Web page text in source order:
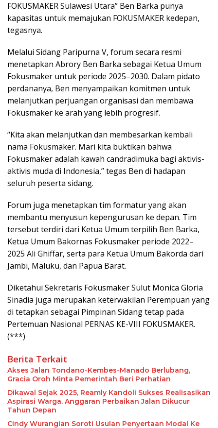
FOKUSMAKER Sulawesi Utara” Ben Barka punya
kapasitas untuk memajukan FOKUSMAKER kedepan,
tegasnya.
Melalui Sidang Paripurna V, forum secara resmi
menetapkan Abrory Ben Barka sebagai Ketua Umum
Fokusmaker untuk periode 2025–2030. Dalam pidato
perdananya, Ben menyampaikan komitmen untuk
melanjutkan perjuangan organisasi dan membawa
Fokusmaker ke arah yang lebih progresif.
“Kita akan melanjutkan dan membesarkan kembali
nama Fokusmaker. Mari kita buktikan bahwa
Fokusmaker adalah kawah candradimuka bagi aktivis-
aktivis muda di Indonesia,” tegas Ben di hadapan
seluruh peserta sidang.
Forum juga menetapkan tim formatur yang akan
membantu menyusun kepengurusan ke depan. Tim
tersebut terdiri dari Ketua Umum terpilih Ben Barka,
Ketua Umum Bakornas Fokusmaker periode 2022–
2025 Ali Ghiffar, serta para Ketua Umum Bakorda dari
Jambi, Maluku, dan Papua Barat.
Diketahui Sekretaris Fokusmaker Sulut Monica Gloria
Sinadia juga merupakan keterwakilan Perempuan yang
di tetapkan sebagai Pimpinan Sidang tetap pada
Pertemuan Nasional PERNAS KE-VIII FOKUSMAKER.
(***)
Berita Terkait
Akses Jalan Tondano-Kembes-Manado Berlubang,
Gracia Oroh Minta Pemerintah Beri Perhatian
Dikawal Sejak 2025, Reamly Kandoli Sukses Realisasikan
Aspirasi Warga. Anggaran Perbaikan Jalan Dikucur
Tahun Depan
Cindy Wurangian Soroti Usulan Penyertaan Modal Ke